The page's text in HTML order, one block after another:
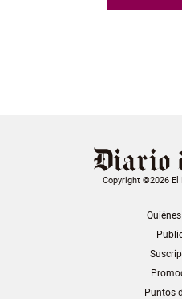
Copyright ©2026 El
Puntos